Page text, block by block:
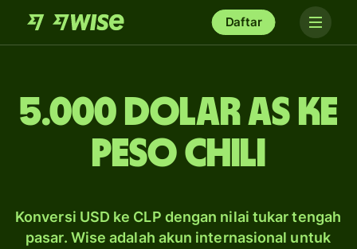
Daftar
5.000 dolar AS ke
peso Chili
Konversi USD ke CLP dengan nilai tukar tengah
pasar. Wise adalah akun internasional untuk